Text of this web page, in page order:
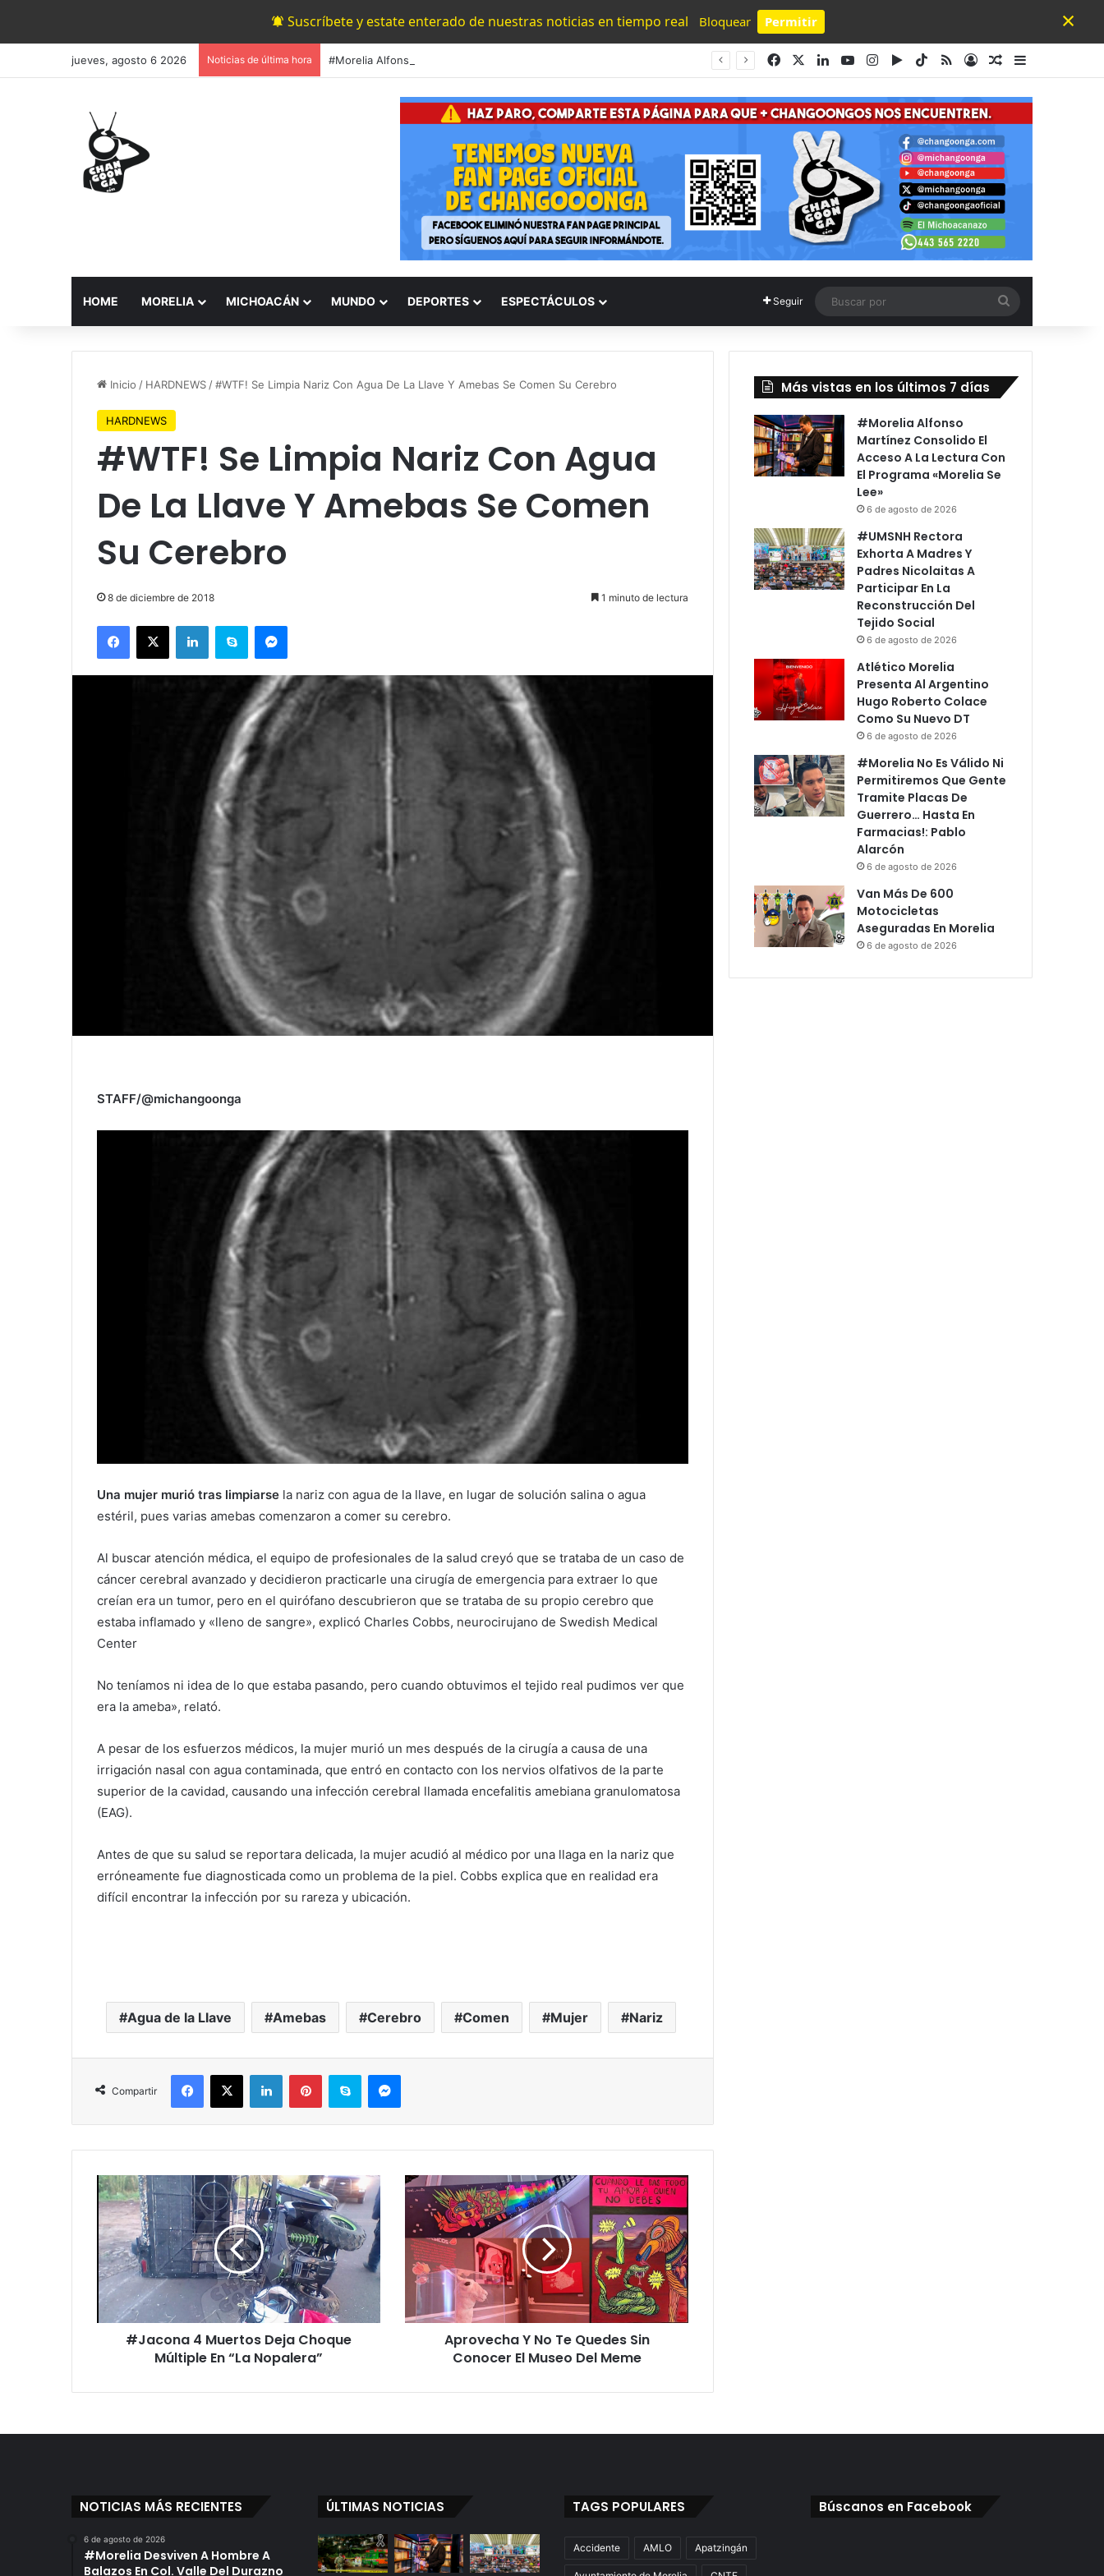
Suscríbete y estate enterado de nuestras noticias en tiempo real Bloquear Permitir
Powered by SendPulse
×
jueves, agosto 6 2026 Noticias de última hora FacebookLinkedInYouTubeInstagram
Google Play
TikTok
RSS AccesoPublicación al
HOME MORELIA MICHOACÁN MUNDO DEPORTES ESPECTÁCULOS Seguir
por
Inicio / HARDNEWS /#WTF! Se Limpia Nariz Con Agua De La Llave Y Amebas Se Comen Su Cerebro
HARDNEWS
#WTF! Se Limpia Nariz Con Agua
De La Llave Y Amebas Se Comen
Su Cerebro
8 de diciembre de 2018 1 minuto de lectura
STAFF/@michangoonga
Una mujer murió tras limpiarse la nariz con agua de la llave, en lugar de solución salina o agua
estéril, pues varias amebas comenzaron a comer su cerebro.
Al buscar atención médica, el equipo de profesionales de la salud creyó que se trataba de un caso de
cáncer cerebral avanzado y decidieron practicarle una cirugía de emergencia para extraer lo que
creían era un tumor, pero en el quirófano descubrieron que se trataba de su propio cerebro que
estaba inflamado y «lleno de sangre», explicó Charles Cobbs, neurocirujano de Swedish Medical
Center
No teníamos ni idea de lo que estaba pasando, pero cuando obtuvimos el tejido real pudimos ver que
era la ameba», relató.
A pesar de los esfuerzos médicos, la mujer murió un mes después de la cirugía a causa de una
irrigación nasal con agua contaminada, que entró en contacto con los nervios olfativos de la parte
superior de la cavidad, causando una infección cerebral llamada encefalitis amebiana granulomatosa
(EAG).
Antes de que su salud se reportara delicada, la mujer acudió al médico por una llaga en la nariz que
erróneamente fue diagnosticada como un problema de la piel. Cobbs explica que en realidad era
difícil encontrar la infección por su rareza y ubicación.
Agua de la Llave Amebas Cerebro Comen Mujer Nariz
Compartir
#
J
a
c
o
n
4
M
t
C
o
q
#Jacona 4 Muertos Deja Choque
Múltiple En “La Nopalera”
A
o
a
T
s
i
n
Aprovecha Y No Te Quedes Sin
Conocer El Museo Del Meme
Más vistas en los últimos 7 días
#Morelia Alfonso
Martínez Consolido El
Acceso A La Lectura Con
El Programa «Morelia Se
Lee»
6 de agosto de 2026
#UMSNH Rectora
Exhorta A Madres Y
Padres Nicolaitas A
Participar En La
Reconstrucción Del
Tejido Social
6 de agosto de 2026
Atlético Morelia
Presenta Al Argentino
Hugo Roberto Colace
Como Su Nuevo DT
6 de agosto de 2026
#Morelia No Es Válido Ni
Permitiremos Que Gente
Tramite Placas De
Guerrero… Hasta En
Farmacias!: Pablo
Alarcón
6 de agosto de 2026
Van Más De 600
Motocicletas
Aseguradas En Morelia
6 de agosto de 2026
NOTICIAS MÁS RECIENTES
6 de agosto de 2026
#Morelia Desviven A Hombre A
Balazos En Col. Valle Del Durazno
ÚLTIMAS NOTICIAS TAGS POPULARES
Accidente AMLO Apatzingán
Búscanos en Facebook